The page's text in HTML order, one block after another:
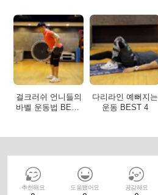
걸크러쉬 언니들의
바벨 운동법 BEST
다리라인 예뻐지는
운동 BEST 4
추천해요 도움됐어요 공감해요